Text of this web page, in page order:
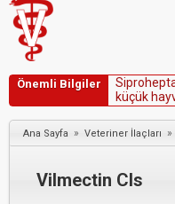
Önemli Bilgiler Siprohept
küçük hay
sendromu
kedilerdei
Ana Sayfa » Veteriner İlaçları »
Vilmectin Cls